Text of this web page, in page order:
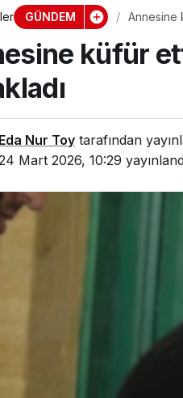
GÜNDEM Annesine
küfür
Eda Nur Toy tarafından
Mart 2026, 10:29